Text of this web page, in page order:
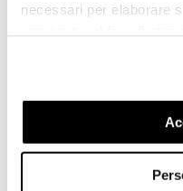
necessari per elaborare
Cookie di
previo tuo consenso,
navigazione e mostrarti
linea con le tue
cookie di profilazione,